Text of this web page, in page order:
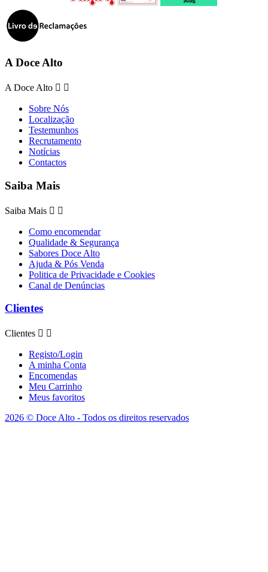
A Doce Alto
A Doce Alto  
Sobre Nós
Localização
Testemunhos
Recrutamento
Notícias
Contactos
Saiba Mais
Saiba Mais  
Como encomendar
Qualidade & Segurança
Sabores Doce Alto
Ajuda & Pós Venda
Politica de Privacidade e Cookies
Canal de Denúncias
Clientes
Clientes  
Registo/Login
A minha Conta
Encomendas
Meu Carrinho
Meus favoritos
2026 © Doce Alto - Todos os direitos reservados